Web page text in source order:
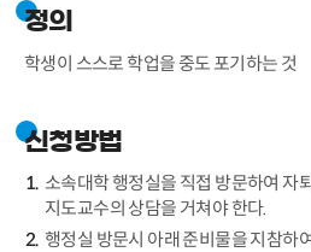
정의
학생이 스스로 학업을 중도 포기하는 것
신청방법
소속대학 행정실을 직접 방문하여 자
지도교수의 상담을 거쳐야 한다.
행정실 방문시 아래 준비물을 지참하